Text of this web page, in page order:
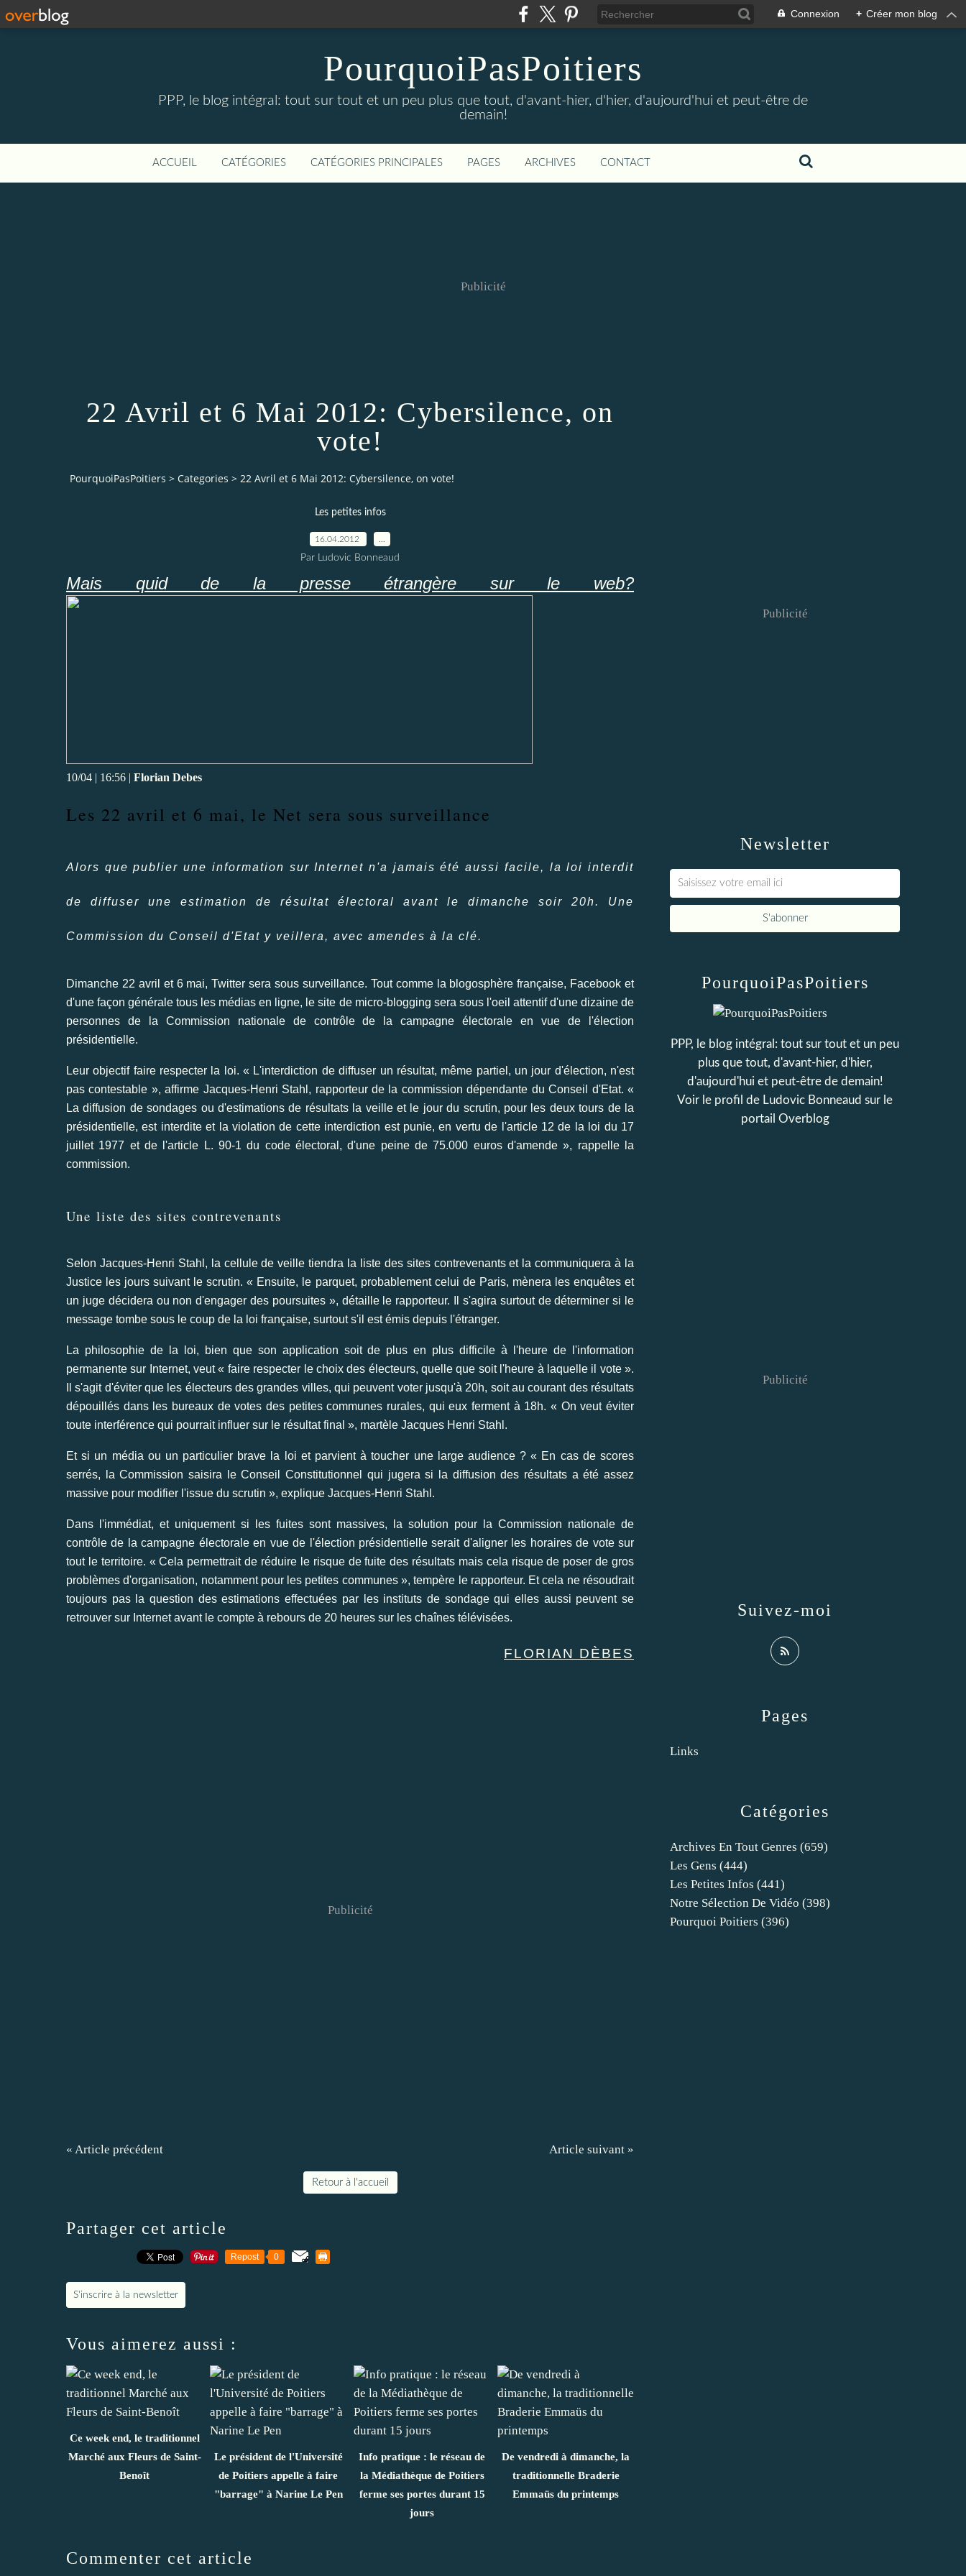
Connexion + Créer mon blog
PourquoiPasPoitiers
PPP, le blog intégral: tout sur tout et un peu plus que tout, d'avant-hier, d'hier, d'aujourd'hui et peut-être de
demain!
ACCUEIL CATÉGORIES CATÉGORIES PRINCIPALES PAGES ARCHIVES CONTACT
Publicité
22 Avril et 6 Mai 2012: Cybersilence, on
vote!
PourquoiPasPoitiers > Categories > 22 Avril et 6 Mai 2012: Cybersilence, on vote!
Les petites infos
16.04.2012
Par Ludovic Bonneaud
Mais quid de la presse étrangère sur le web?
10/04 | 16:56 | Florian Debes
Les 22 avril et 6 mai, le Net sera sous surveillance
Alors que publier une information sur Internet n'a jamais été aussi facile, la loi interdit
de diffuser une estimation de résultat électoral avant le dimanche soir 20h. Une
Commission du Conseil d'Etat y veillera, avec amendes à la clé.
Dimanche 22 avril et 6 mai, Twitter sera sous surveillance. Tout comme la blogosphère française, Facebook et
d'une façon générale tous les médias en ligne, le site de micro-blogging sera sous l'oeil attentif d'une dizaine de
personnes de la Commission nationale de contrôle de la campagne électorale en vue de l'élection
présidentielle.
Leur objectif faire respecter la loi. « L'interdiction de diffuser un résultat, même partiel, un jour d'élection, n'est
pas contestable », affirme Jacques-Henri Stahl, rapporteur de la commission dépendante du Conseil d'Etat. «
La diffusion de sondages ou d'estimations de résultats la veille et le jour du scrutin, pour les deux tours de la
présidentielle, est interdite et la violation de cette interdiction est punie, en vertu de l'article 12 de la loi du 17
juillet 1977 et de l'article L. 90-1 du code électoral, d'une peine de 75.000 euros d'amende », rappelle la
commission.
Une liste des sites contrevenants
Selon Jacques-Henri Stahl, la cellule de veille tiendra la liste des sites contrevenants et la communiquera à la
Justice les jours suivant le scrutin. « Ensuite, le parquet, probablement celui de Paris, mènera les enquêtes et
un juge décidera ou non d'engager des poursuites », détaille le rapporteur. Il s'agira surtout de déterminer si le
message tombe sous le coup de la loi française, surtout s'il est émis depuis l'étranger.
La philosophie de la loi, bien que son application soit de plus en plus difficile à l'heure de l'information
permanente sur Internet, veut « faire respecter le choix des électeurs, quelle que soit l'heure à laquelle il vote ».
Il s'agit d'éviter que les électeurs des grandes villes, qui peuvent voter jusqu'à 20h, soit au courant des résultats
dépouillés dans les bureaux de votes des petites communes rurales, qui eux ferment à 18h. « On veut éviter
toute interférence qui pourrait influer sur le résultat final », martèle Jacques Henri Stahl.
Et si un média ou un particulier brave la loi et parvient à toucher une large audience ? « En cas de scores
serrés, la Commission saisira le Conseil Constitutionnel qui jugera si la diffusion des résultats a été assez
massive pour modifier l'issue du scrutin », explique Jacques-Henri Stahl.
Dans l'immédiat, et uniquement si les fuites sont massives, la solution pour la Commission nationale de
contrôle de la campagne électorale en vue de l'élection présidentielle serait d'aligner les horaires de vote sur
tout le territoire. « Cela permettrait de réduire le risque de fuite des résultats mais cela risque de poser de gros
problèmes d'organisation, notamment pour les petites communes », tempère le rapporteur. Et cela ne résoudrait
toujours pas la question des estimations effectuées par les instituts de sondage qui elles aussi peuvent se
retrouver sur Internet avant le compte à rebours de 20 heures sur les chaînes télévisées.
FLORIAN DÈBES
Publicité
« Article précédent Article suivant »
Retour à l'accueil
Partager cet article
Repost 0
S'inscrire à la newsletter
Vous aimerez aussi :
Ce week end, le traditionnel
Marché aux Fleurs de Saint-
Benoît
Le président de l'Université
de Poitiers appelle à faire
"barrage" à Narine Le Pen
Info pratique : le réseau de
la Médiathèque de Poitiers
ferme ses portes durant 15
jours
De vendredi à dimanche, la
traditionnelle Braderie
Emmaüs du printemps
Commenter cet article
Newsletter
Publicité
Catégories
Archives En Tout Genres (659)
Les Gens (444)
Les Petites Infos (441)
Notre Sélection De Vidéo (398)
Pourquoi Poitiers (396)
Pages
Links
PourquoiPasPoitiers
PPP, le blog intégral: tout sur tout et un peu
plus que tout, d'avant-hier, d'hier,
d'aujourd'hui et peut-être de demain!
Voir le profil de Ludovic Bonneaud sur le
portail Overblog
Suivez-moi
Publicité